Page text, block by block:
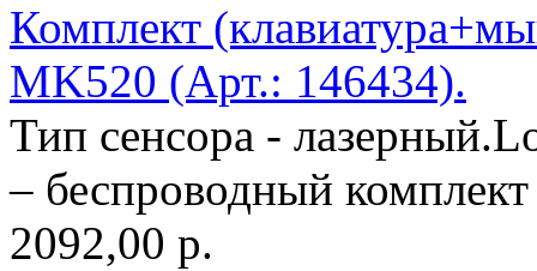
Комплект
MK520 (Арт.: 146434).
Тип сенсора -
– беспроводный
2092,00 р.